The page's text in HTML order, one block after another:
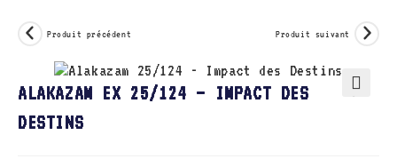
Produit précédent Produit suivant
ALAKAZAM EX 25/124 – IMPACT DES
DESTINS